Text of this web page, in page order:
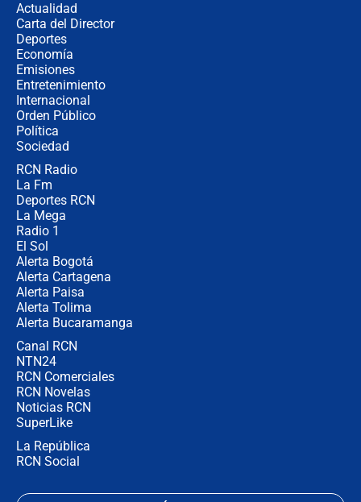
Actualidad
Carta del Director
Deportes
Economía
Emisiones
Entretenimiento
Internacional
Orden Público
Política
Sociedad
RCN Radio
La Fm
Deportes RCN
La Mega
Radio 1
El Sol
Alerta Bogotá
Alerta Cartagena
Alerta Paisa
Alerta Tolima
Alerta Bucaramanga
Canal RCN
NTN24
RCN Comerciales
RCN Novelas
Noticias RCN
SuperLike
La República
RCN Social